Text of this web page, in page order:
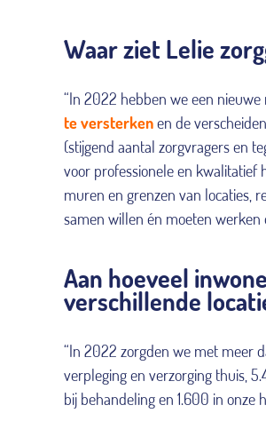
Waar ziet Lelie
“In 2022 hebben we een
te versterkenen de
(stijgend aantal zorgvragers en
voor professionele en kwalitatief
muren en grenzen van locaties,
samen willen én moeten werken
Aan hoeveel
verschillende
“In 2022 zorgden we met meer
verpleging en verzorging thuis,
bij behandeling en 1.600 in onze